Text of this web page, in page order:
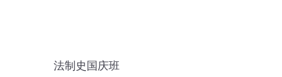
法制史国庆班